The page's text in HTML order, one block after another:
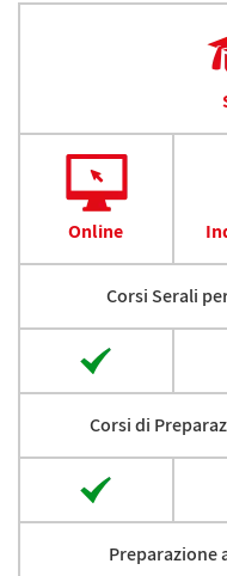
Online
Corsi Serali
Corsi di
Preparazione